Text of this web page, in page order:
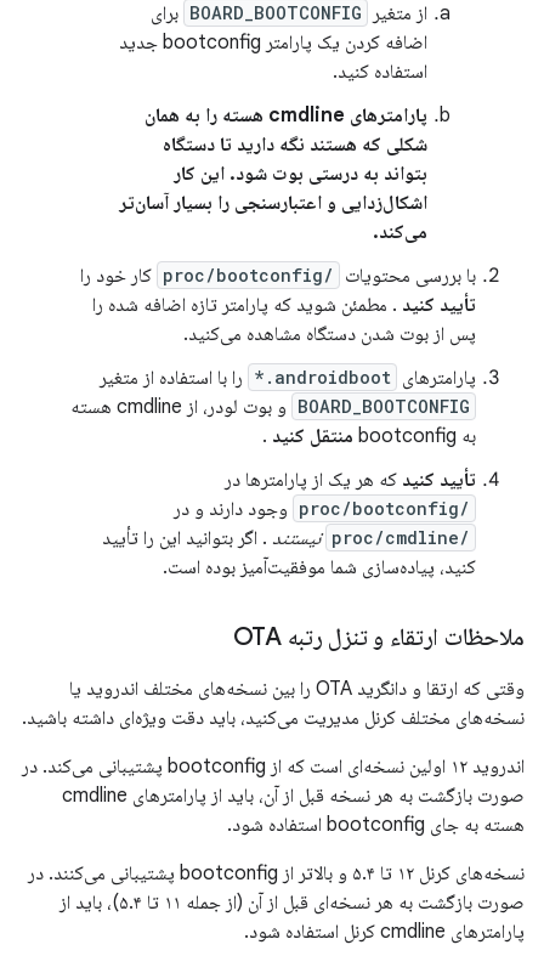
از متغیر
BOARD_BOOTCONFIG برای
اضافه کردن یک پارامتر bootconfig جدید
استفاده کنید.
پارامترهای cmdline هسته را به همان
شکلی که هستند نگه دارید تا دستگاه
بتواند به درستی بوت شود. این کار
اشکال‌زدایی و اعتبارسنجی را بسیار آسان‌تر
می‌کند.
با بررسی محتویات
/proc/bootconfig
کار خود را
تأیید کنید . مطمئن شوید که پارامتر تازه اضافه شده را
پس از بوت شدن دستگاه مشاهده می‌کنید.
پارامترهای androidboot.* را با استفاده از متغیر
BOARD_BOOTCONFIG
و بوت لودر، از cmdline هسته
به bootconfig
منتقل کنید .
تأیید کنید که هر یک از پارامترها در
/proc/bootconfig وجود دارند و در
/proc/cmdline نیستند . اگر بتوانید این را تأیید
کنید، پیاده‌سازی شما موفقیت‌آمیز بوده است.
ملاحظات ارتقاء و تنزل رتبه OTA
وقتی که ارتقا و دانگرید OTA را بین نسخه‌های مختلف اندروید یا
نسخه‌های مختلف کرنل مدیریت می‌کنید، باید دقت ویژه‌ای داشته باشید.
اندروید ۱۲ اولین نسخه‌ای است که از bootconfig پشتیبانی می‌کند. در
صورت بازگشت به هر نسخه قبل از آن، باید از پارامترهای cmdline
هسته به جای bootconfig استفاده شود.
نسخه‌های کرنل ۱۲ تا ۵.۴ و بالاتر از bootconfig پشتیبانی می‌کنند. در
صورت بازگشت به هر نسخه‌ای قبل از آن (از جمله ۱۱ تا ۵.۴)، باید از
پارامترهای cmdline کرنل استفاده شود.